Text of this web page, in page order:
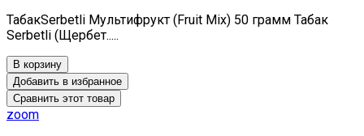
ТабакSerbetli Мультифрукт (Fruit Mix) 50 грамм Табак
Serbetli (Щербет.....
В корзину
Добавить в избранное
Сравнить этот товар
zoom